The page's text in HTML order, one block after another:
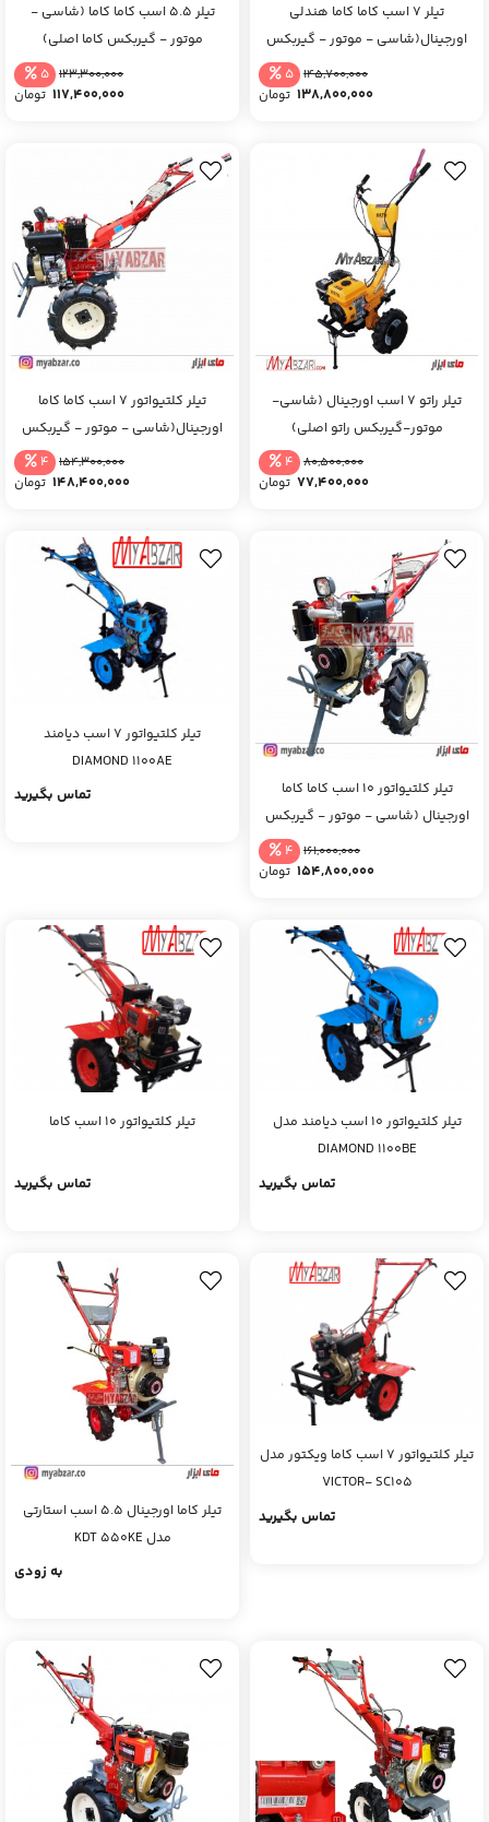
تیلر 7 اسب کاما کاما هندلی
اورجینال(شاسی - موتور - گیربکس
کاما اصلی)
145,700,000
5
138,800,000 تومان
تیلر 5.5 اسب کاما کاما (شاسی -
موتور - گیربکس کاما اصلی)
123,300,000
5
117,400,000 تومان
تیلر راتو 7 اسب اورجینال (شاسی-
موتور-گیربکس راتو اصلی)
80,500,000
4
77,400,000 تومان
تیلر کلتیواتور 7 اسب کاما کاما
اورجینال(شاسی - موتور - گیربکس
کاما اصلی)
154,300,000
4
148,400,000 تومان
تیلر کلتیواتور 10 اسب کاما کاما
اورجینال (شاسی - موتور - گیربکس
کاما اصلی)161,000,000
4
154,800,000 تومان
تیلر کلتیواتور 7 اسب دیامند
DIAMOND 1100AE
تماس بگیرید
تیلر کلتیواتور 10 اسب دیامند مدل
DIAMOND 1100BE
تماس بگیرید
تیلر کلتیواتور 10 اسب کاما
تماس بگیرید
تیلر کلتیواتور 7 اسب کاما ویکتور مدل
VICTOR- SC105
تماس بگیرید
تیلر کاما اورجینال 5.5 اسب استارتی
مدل KDT 550KE
به زودی